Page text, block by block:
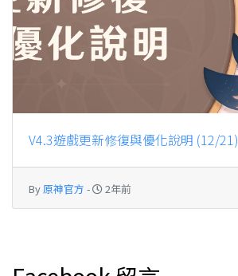
V4.3遊戲更新修復與優化說明 (12/21)
By 原神官方 - 2年前